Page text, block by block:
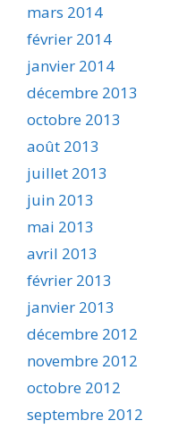
mars 2014
février 2014
janvier 2014
décembre 2013
octobre 2013
août 2013
juillet 2013
juin 2013
mai 2013
avril 2013
février 2013
janvier 2013
décembre 2012
novembre 2012
octobre 2012
septembre 2012